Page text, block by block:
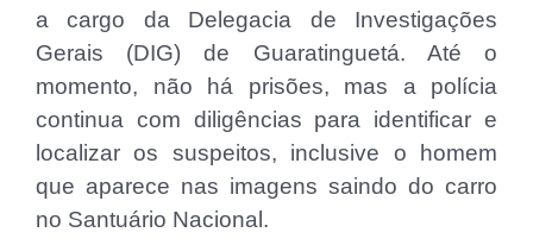
a cargo da Delegacia de Investigações
Gerais (DIG) de Guaratinguetá. Até o
momento, não há prisões, mas a polícia
continua com diligências para identificar e
localizar os suspeitos, inclusive o homem
que aparece nas imagens saindo do carro
no Santuário Nacional.